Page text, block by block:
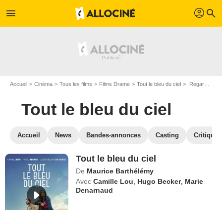
menu profil search
Accueil Cinéma Tous les films Films Drame Tout le bleu du ciel Regarder Tout le bleu du ciel en SVOD
Tout le bleu du ciel
Accueil News Bandes-annonces Casting
Tout le bleu du ciel
De Maurice Barthélémy
Avec Camille Lou Hugo Becker, Marie
Denarnaud